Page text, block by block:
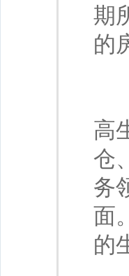
期
的
高
仓
务
面
的